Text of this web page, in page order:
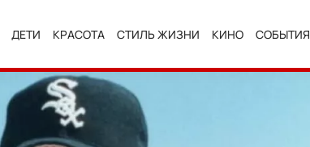
ДЕТИ КРАСОТА СТИЛЬ ЖИЗНИ КИНО СОБЫТИЯ